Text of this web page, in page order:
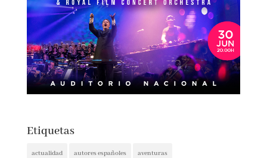
Etiquetas
actualidad autores españoles aventuras